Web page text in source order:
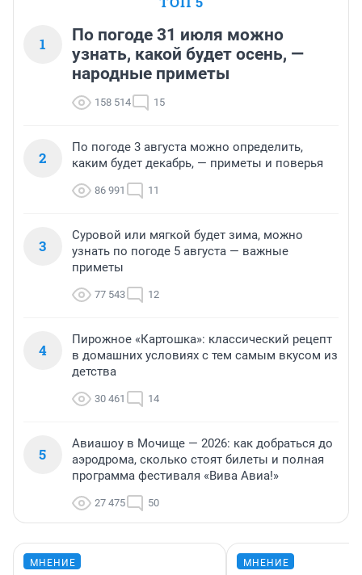
1
По погоде 31 июля можно
узнать, какой будет осень, —
народные приметы
158 514 15
2
По погоде 3 августа можно определить,
каким будет декабрь, — приметы и поверья
86 991 11
3
Суровой или мягкой будет зима, можно
узнать по погоде 5 августа — важные
приметы
77 543 12
4
Пирожное «Картошка»: классический рецепт
в домашних условиях с тем самым вкусом из
детства
30 461 14
5
Авиашоу в Мочище — 2026: как добраться до
аэродрома, сколько стоят билеты и полная
программа фестиваля «Вива Авиа!»
27 475 50
МНЕНИЕ МНЕНИЕ